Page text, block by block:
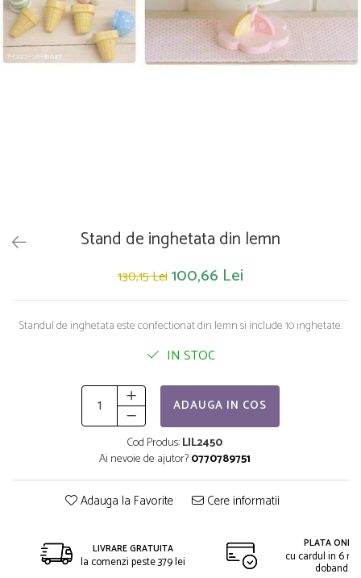
Papusi si accesorii
Trotinete
Trenulete si masinute
Unelte si bancuri de lucru
Stand de inghetata din lemn
130,15 Lei100,66 Lei
Standul de inghetata este confectionat din lemn si include 10 inghetate.
IN STOC
ADAUGA IN COS
Cod Produs:LIL2450
Ai nevoie de ajutor?0770789751
Adauga la Favorite Cere informatii
LIVRARE GRATUITA
la comenzi peste 379 lei
PLATA
cu cardul in 6
dobanda